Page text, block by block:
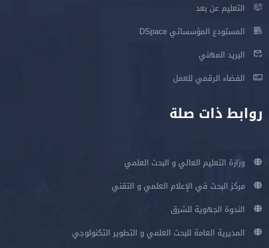
التعليم عن بعد
المستودع المؤسساتي DSpace
البريد المهني
الفضاء الرقمي للعمل
روابط ذات صلة
وزارة التعليم العالي و البحث العلمي
مركز البحث في الإعلام العلمي و التقني
الندوة الجهوية للشرق
المديرية العامة للبحث العلمي و التطوير التكنولوجي